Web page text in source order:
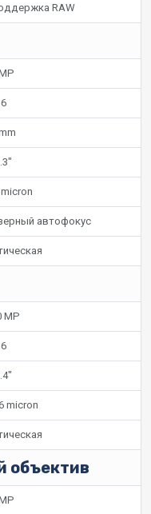
RAW
micron
автофокус
MP
micron
объектив